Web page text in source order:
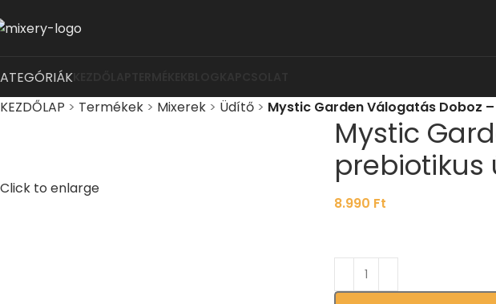
KEZDŐLAP > Termékek > Mixerek > Üdítő > Mystic Garden Válogatás Doboz
Click to enlarge
Mystic
prebiotikus
8.990 Ft